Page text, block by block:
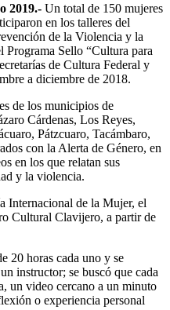
2019.- Un total de 150 mujeres
en los talleres del
de la Violencia y la
Sello “Cultura para
de Cultura Federal y
a diciembre de 2018.
de los municipios de
Cárdenas, Los Reyes,
Pátzcuaro, Tacámbaro,
con la Alerta de Género, en
en los que relatan sus
y la violencia.
Internacional de la Mujer, el
Cultural Clavijero, a partir de
20 horas cada uno y se
instructor; se buscó que cada
un video cercano a un minuto
o experiencia personal